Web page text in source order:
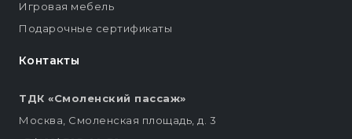
Контакты
ТДК «Смоленский пассаж»
Москва, Смоленская площадь, д. 3
Игровая мебель
Подарочные сертификаты